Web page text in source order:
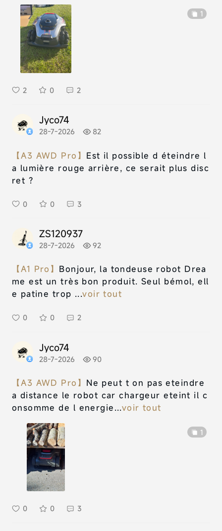
1
2 0 2
Jyco74
28-7-2026 82
【A3 AWD Pro】 Est il possible d éteindre l
a lumière rouge arrière, ce serait plus disc
ret ?
0 0 3
ZS120937
28-7-2026 92
【A1 Pro】 Bonjour, la tondeuse robot Drea
me est un très bon produit. Seul bémol, ell
e patine trop ...voir tout
0 0 2
Jyco74
28-7-2026 90
【A3 AWD Pro】 Ne peut t on pas eteindre
a distance le robot car chargeur eteint il c
onsomme de l energie...voir tout
1
0 0 3